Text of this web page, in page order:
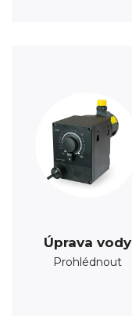
Úprava vody
Prohlédnout